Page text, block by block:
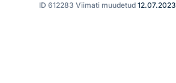
ID 612283 Viimati muudetud 12.07.2023